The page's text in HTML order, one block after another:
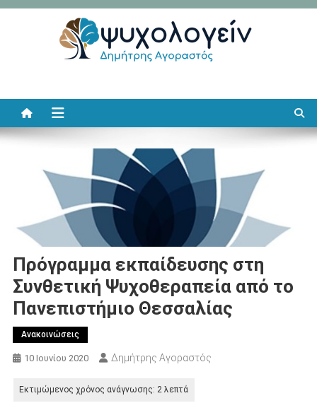
Μεταπηδήστε
Πρόγραμμα εκπαίδευσης στη
Συνθετική Ψυχοθεραπεία από το
Πανεπιστήμιο Θεσσαλίας
Ανακοινώσεις
10 Ιουνίου 2020 Δημήτρης Αγοραστός